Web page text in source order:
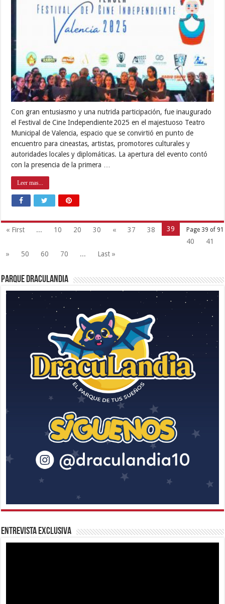
Con gran entusiasmo y una nutrida participación, fue inaugurado
el Festival de Cine Independiente 2025 en el majestuoso Teatro
Municipal de Valencia, espacio que se convirtió en punto de
encuentro para cineastas, artistas, promotores culturales y
autoridades locales y diplomáticas. La apertura del evento contó
con la presencia de la primera …
Leer mas...
Page 39 of 91
« First ... 10 20 30 « 37 38
39
40
41
»
50 60 70 ... Last »
Parque Draculandia
Entrevista Exclusiva